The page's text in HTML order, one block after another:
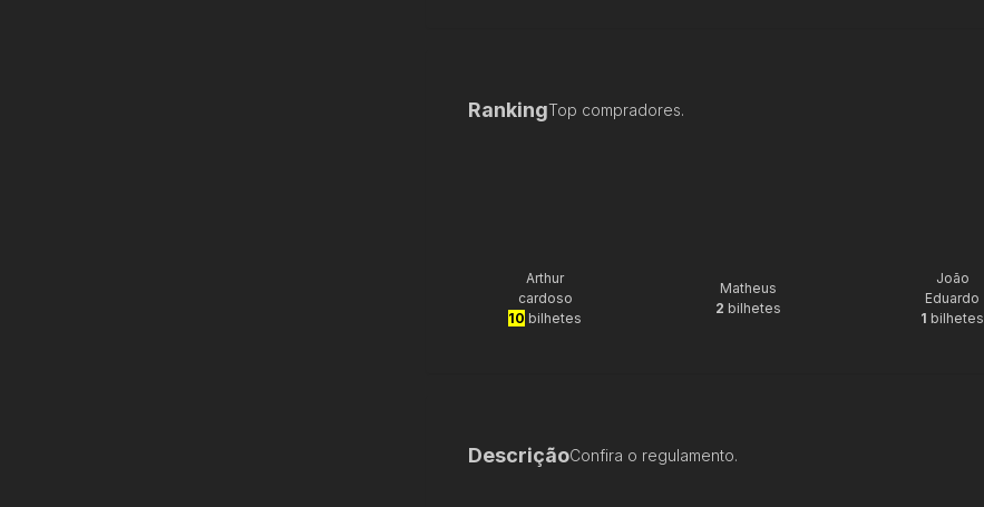
RankingTop compradores.
Arthur
cardoso
10 bilhetes
Matheus
2 bilhetes
João
Eduardo
1 bilhetes
DescriçãoConfira o regulamento.